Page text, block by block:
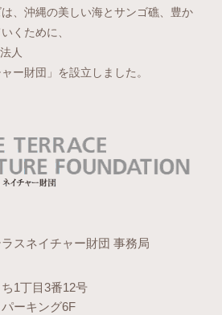
、沖縄の美しい海とサンゴ礁、豊か
くために、
人
ー財団」を設立しました。
スネイチャー財団 事務局
1丁目3番12号
ーキング6F